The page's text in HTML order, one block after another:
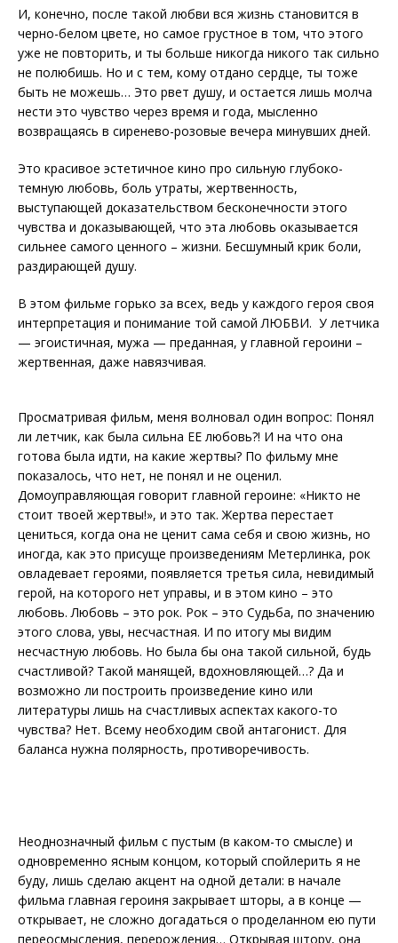
И, конечно, после такой любви вся жизнь становится в
черно-белом цвете, но самое грустное в том, что этого
уже не повторить, и ты больше никогда никого так сильно
не полюбишь. Но и с тем, кому отдано сердце, ты тоже
быть не можешь… Это рвет душу, и остается лишь молча
нести это чувство через время и года, мысленно
возвращаясь в сиренево-розовые вечера минувших дней.
Это красивое эстетичное кино про сильную глубоко-
темную любовь, боль утраты, жертвенность,
выступающей доказательством бесконечности этого
чувства и доказывающей, что эта любовь оказывается
сильнее самого ценного – жизни. Бесшумный крик боли,
раздирающей душу.
В этом фильме горько за всех, ведь у каждого героя своя
интерпретация и понимание той самой ЛЮБВИ. У летчика
— эгоистичная, мужа — преданная, у главной героини –
жертвенная, даже навязчивая.
Просматривая фильм, меня волновал один вопрос: Понял
ли летчик, как была сильна ЕЕ любовь?! И на что она
готова была идти, на какие жертвы? По фильму мне
показалось, что нет, не понял и не оценил.
Домоуправляющая говорит главной героине: «Никто не
стоит твоей жертвы!», и это так. Жертва перестает
цениться, когда она не ценит сама себя и свою жизнь, но
иногда, как это присуще произведениям Метерлинка, рок
овладевает героями, появляется третья сила, невидимый
герой, на которого нет управы, и в этом кино – это
любовь. Любовь – это рок. Рок – это Судьба, по значению
этого слова, увы, несчастная. И по итогу мы видим
несчастную любовь. Но была бы она такой сильной, будь
счастливой? Такой манящей, вдохновляющей…? Да и
возможно ли построить произведение кино или
литературы лишь на счастливых аспектах какого-то
чувства? Нет. Всему необходим свой антагонист. Для
баланса нужна полярность, противоречивость.
Неоднозначный фильм с пустым (в каком-то смысле) и
одновременно ясным концом, который спойлерить я не
буду, лишь сделаю акцент на одной детали: в начале
фильма главная героиня закрывает шторы, а в конце —
открывает, не сложно догадаться о проделанном ею пути
переосмысления, перерождения… Открывая штору, она